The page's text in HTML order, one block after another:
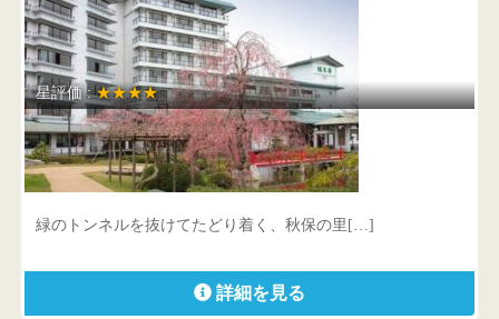
星評価 :★★★★
仙台 秋保温泉 篝火の湯 緑水亭
宮城県 仙台市太白区秋保町湯元上原27
緑のトンネルを抜けてたどり着く、秋保の里[…]
詳細を見る